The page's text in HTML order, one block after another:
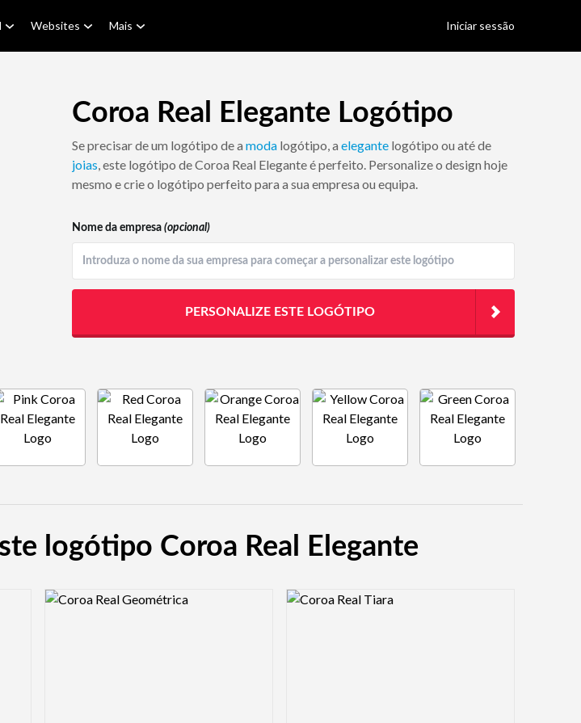
Websites Mais Iniciar sessão
Coroa Real Elegante Logótipo
Se precisar de um logótipo de a moda logótipo, a elegante logótipo ou até de
joias, este logótipo de Coroa Real Elegante é perfeito. Personalize o design hoje
mesmo e crie o logótipo perfeito para a sua empresa ou equipa.
Nome da empresa (opcional)
PERSONALIZE ESTE LOGÓTIPO
logótipo Coroa Real Elegante
Logo Preview Image Logo Preview Image